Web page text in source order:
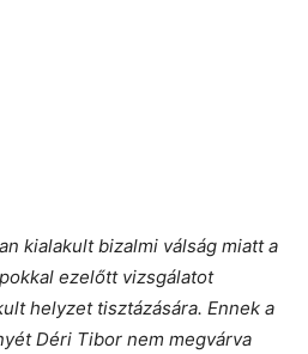
kialakult bizalmi válság miatt a
ezelőtt vizsgálatot
helyzet tisztázására. Ennek a
Déri Tibor nem megvárva